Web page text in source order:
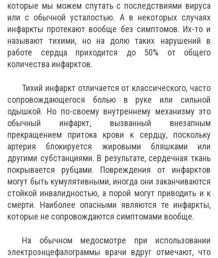
которые мы можем спутать с последствиями вируса
или с обычной усталостью. А в некоторых случаях
инфаркты протекают вообще без симптомов. Их-то и
называют тихими, но на долю таких нарушений в
работе сердца приходится до 50% от общего
количества инфарктов.
Тихий инфаркт отличается от классического, часто
сопровождающегося болью в руке или сильной
одышкой. Но по-своему внутреннему механизму это
обычный инфаркт, вызванный внезапным
прекращением притока крови к сердцу, поскольку
артерия блокируется жировыми бляшками или
другими субстанциями. В результате, сердечная ткань
покрывается рубцами. Повреждения от инфарктов
могут быть кумулятивными, иногда они заканчиваются
стойкой инвалидностью, а порой могут приводить и к
смерти. Наиболее опасными являются те инфаркты,
которые не сопровождаются симптомами вообще.
На обычном медосмотре при использовании
электроэнцефалограммы врачи вдруг отмечают, что